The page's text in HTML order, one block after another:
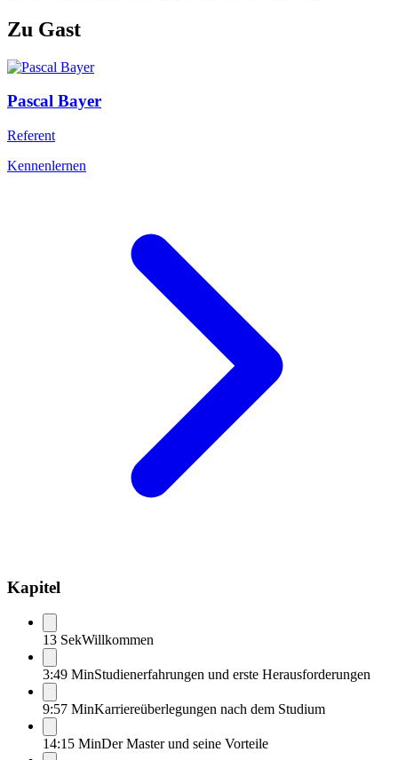
Zu Gast
Pascal Bayer
Referent
Kennenlernen
Kapitel
13 SekWillkommen
3:49 MinStudienerfahrungen und erste Herausforderungen
9:57 MinKarriereüberlegungen nach dem Studium
14:15 MinDer Master und seine Vorteile